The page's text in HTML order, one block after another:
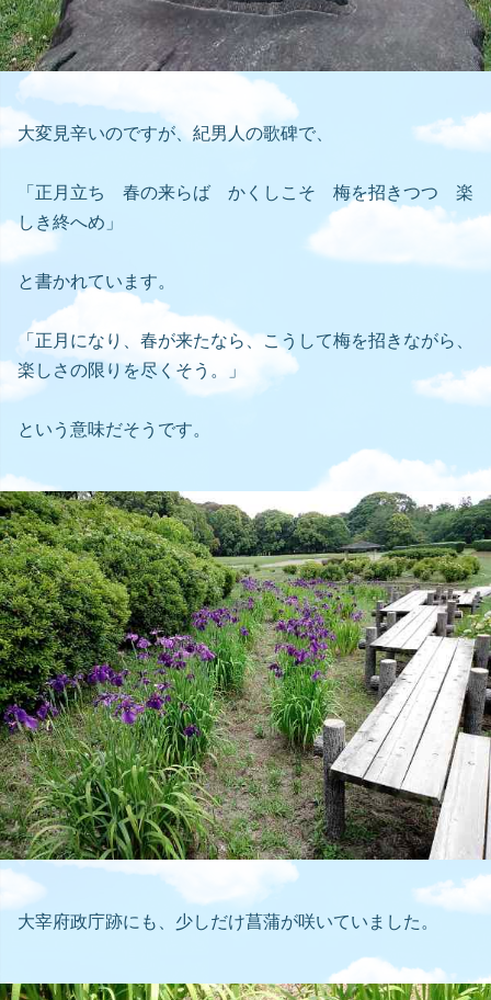
大変見辛いのですが、紀男人の歌碑で、
「正月立ち 春の来らば かくしこそ 梅を招きつつ 楽
しき終へめ」
と書かれています。
「正月になり、春が来たなら、こうして梅を招きながら、
楽しさの限りを尽くそう。」
という意味だそうです。
大宰府政庁跡にも、少しだけ菖蒲が咲いていました。